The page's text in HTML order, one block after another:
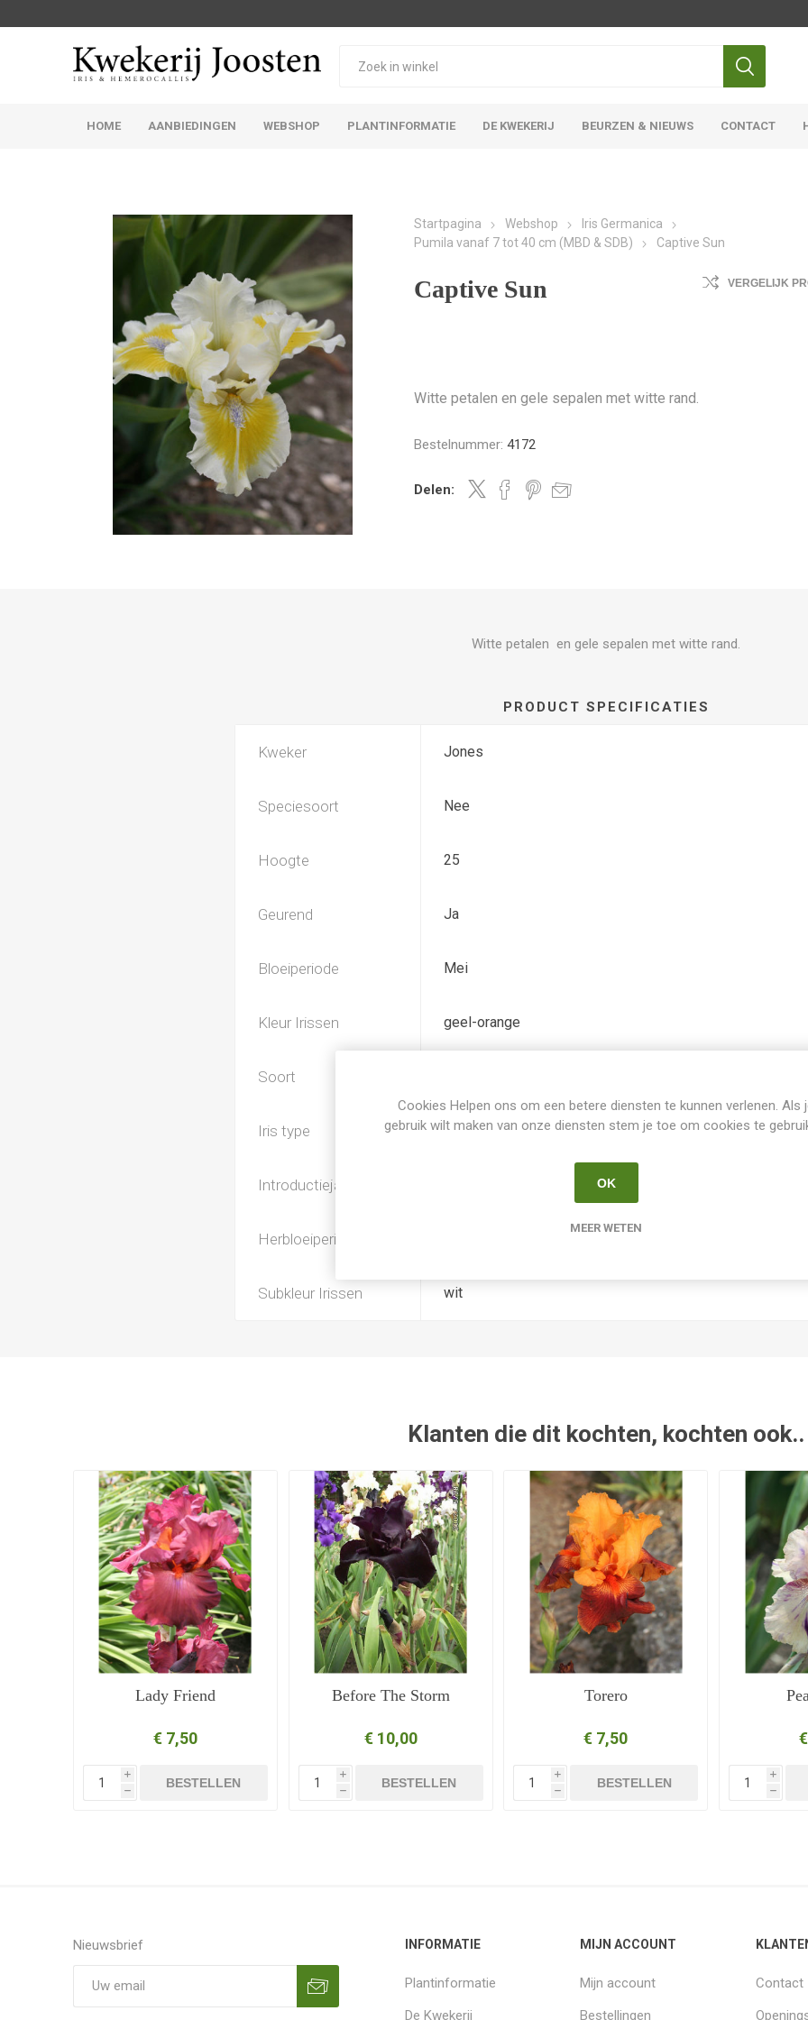
HOME AANBIEDINGEN WEBSHOP PLANTINFORMATIE DE KWEKERIJ BEURZEN & NIEUWS CONTACT
Startpagina Webshop
Iris Germanica
Pumila vanaf 7 tot 40 cm (MBD & SDB)
Captive Sun
Captive Sun VERGELIJK
Witte petalen en gele sepalen met witte rand.
Bestelnummer: 4172
Delen:
Witte petalen en gele sepalen met witte rand.
PRODUCT SPECIFICATIES
Kweker Jones
Speciesoort Nee
Hoogte 25
Geurend Ja
Bloeiperiode Mei
Kleur Irissen geel-orange
Soort
Iris type SDB
Introductiejaar
Herbloeiperiode
Subkleur Irissen wit
Klanten die dit kochten, kochten ook..
Lady Friend
€ 7,50
i
h
BESTELLEN
Before The Storm
€ 10,00
i
h
BESTELLEN
Torero
€ 7,50
i
h
BESTELLEN
i
h
Nieuwsbrief INFORMATIE
Plantinformatie
De Kwekerij
MIJN ACCOUNT
Mijn account
Bestellingen
Contact
Cookies Helpen ons om een betere diensten te kunnen verlenen. Als
gebruik wilt maken van onze diensten stem je toe om cookies te
OK
MEER WETEN